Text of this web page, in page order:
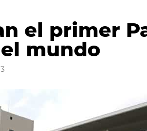
el primer
mundo